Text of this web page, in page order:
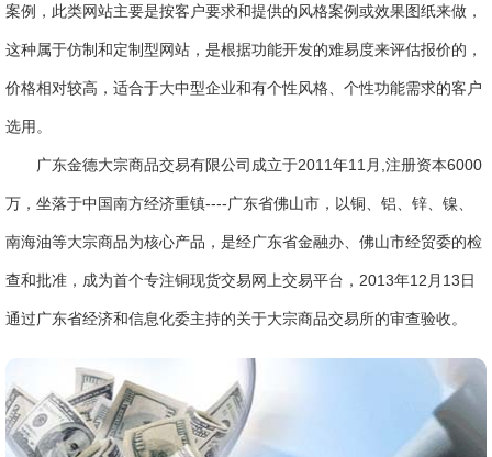
案例，此类网站主要是按客户要求和提供的风格案例或效果图纸来做，
这种属于仿制和定制型网站，是根据功能开发的难易度来评估报价的，
价格相对较高，适合于大中型企业和有个性风格、个性功能需求的客户
选用。
广东金德大宗商品交易有限公司成立于2011年11月,注册资本6000
万，坐落于中国南方经济重镇----广东省佛山市，以铜、铝、锌、镍、
南海油等大宗商品为核心产品，是经广东省金融办、佛山市经贸委的检
查和批准，成为首个专注铜现货交易网上交易平台，2013年12月13日
通过广东省经济和信息化委主持的关于大宗商品交易所的审查验收。